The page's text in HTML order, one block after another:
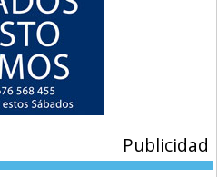
Publicidad